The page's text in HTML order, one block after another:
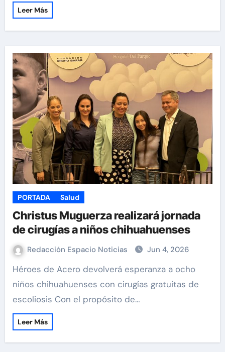
Leer Más
PORTADA Salud
Christus Muguerza realizará jornada
de cirugías a niños chihuahuenses
Redacción Espacio Noticias Jun 4, 2026
Héroes de Acero devolverá esperanza a ocho
niños chihuahuenses con cirugías gratuitas de
escoliosis Con el propósito de…
Leer Más